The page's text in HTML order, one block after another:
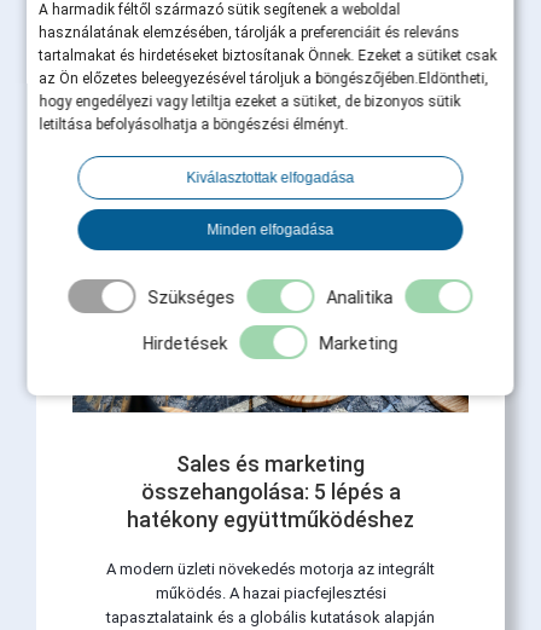
A harmadik féltől származó sütik segítenek a weboldal
használatának elemzésében, tárolják a preferenciáit és releváns
tartalmakat és hirdetéseket biztosítanak Önnek. Ezeket a sütiket csak
az Ön előzetes beleegyezésével tároljuk a böngészőjében.Eldöntheti,
hogy engedélyezi vagy letiltja ezeket a sütiket, de bizonyos sütik
letiltása befolyásolhatja a böngészési élményt.
Kiválasztottak elfogadása
Minden elfogadása
Szükséges Analitika
Hirdetések Marketing
Ügyfélmegtartás B2B-ben: miért
ér többet egy megtartott ügyfél,
mint tíz új lead?
Az ügyfélmegtartás B2B-ben közvetlen hatással
értékére. Miközben a marketingbüdzsék nagy
Tovább olvasom
Sales és marketing
összehangolása: 5 lépés a
hatékony együttműködéshez
A modern üzleti növekedés motorja az integrált
működés. A hazai piacfejlesztési
tapasztalataink és a globális kutatások alapján